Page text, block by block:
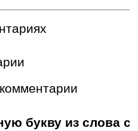
букву из слова с